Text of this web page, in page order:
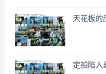
天花板的
定拍陷入